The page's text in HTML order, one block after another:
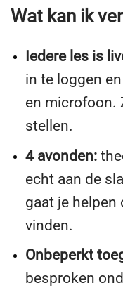
Wat kan ik
Iedere les is
in te loggen
en microfoon.
stellen.
4 avonden:
echt aan de
gaat je helpen
vinden.
Onbeperkt
besproken